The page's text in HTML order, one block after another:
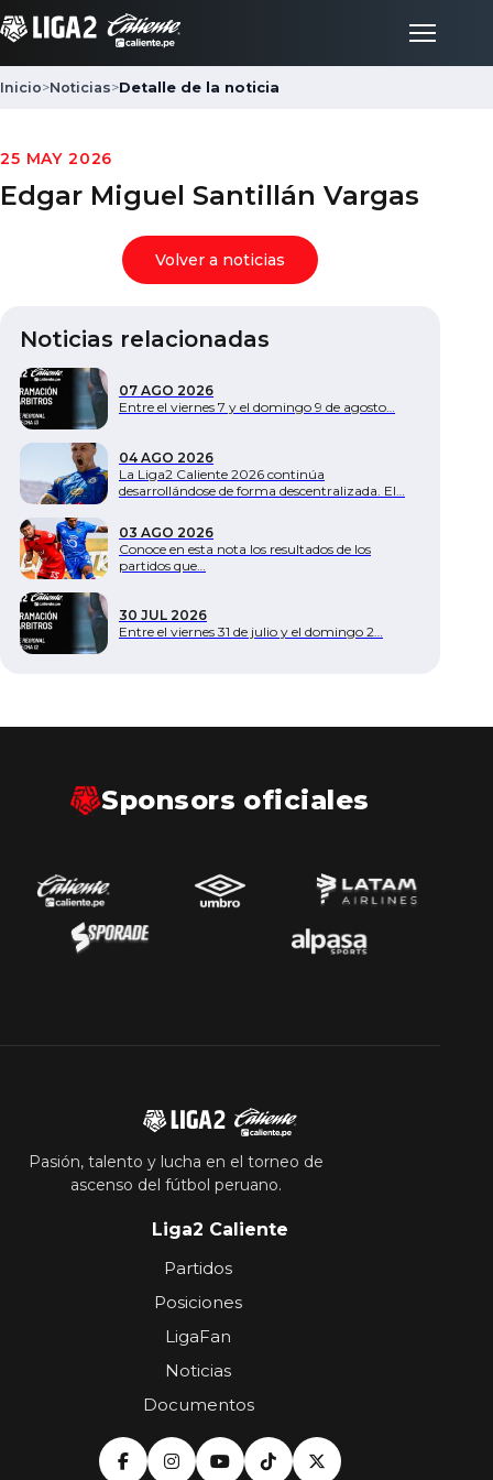
Inicio
LigaFan
Clubes
Noticias
Documentos
Inicio>Noticias>Detalle de la noticia
25 MAY 2026
Edgar Miguel Santillán Vargas
Volver a noticias
Noticias relacionadas
07 AGO 2026
Entre el viernes 7 y el domingo 9 de agosto…
04 AGO 2026
La Liga2 Caliente 2026 continúa
desarrollándose de forma descentralizada. El…
03 AGO 2026
Conoce en esta nota los resultados de los
partidos que…
30 JUL 2026
Entre el viernes 31 de julio y el domingo 2…
Sponsors oficiales
Pasión, talento y lucha en el torneo de
ascenso del fútbol peruano.
Liga2 Caliente
Partidos
Posiciones
LigaFan
Noticias
Documentos